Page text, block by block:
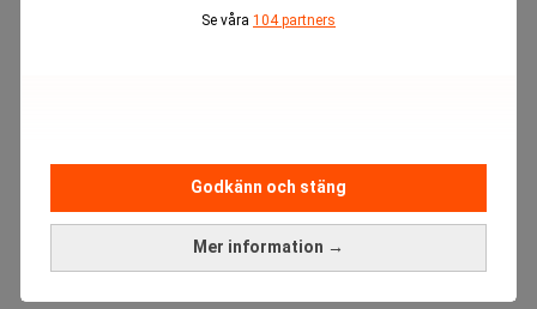
Se våra 104 partners
Mer information →
Godkänn och stäng